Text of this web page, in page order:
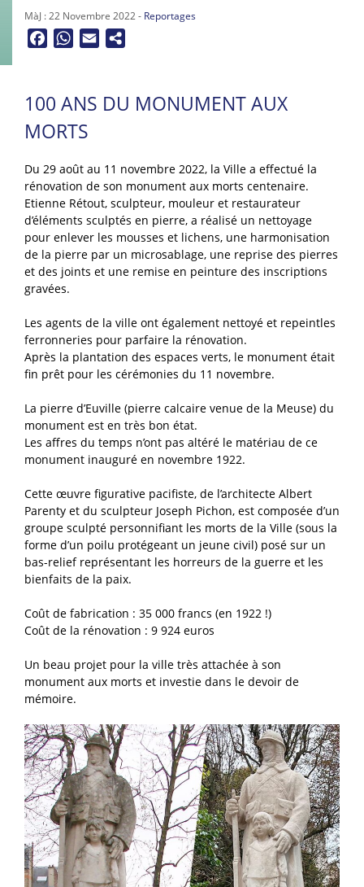
MàJ : 22 Novembre 2022 - Reportages
FacebookWhatsApp
Email
100 ANS DU MONUMENT AUX
MORTS
Du 29 août au 11 novembre 2022, la Ville a effectué la
rénovation de son monument aux morts centenaire.
Etienne Rétout, sculpteur, mouleur et restaurateur
d’éléments sculptés en pierre, a réalisé un nettoyage
pour enlever les mousses et lichens, une harmonisation
de la pierre par un microsablage, une reprise des pierres
et des joints et une remise en peinture des inscriptions
gravées.
Les agents de la ville ont également nettoyé et repeintles
ferronneries pour parfaire la rénovation.
Après la plantation des espaces verts, le monument était
fin prêt pour les cérémonies du 11 novembre.
La pierre d’Euville (pierre calcaire venue de la Meuse) du
monument est en très bon état.
Les affres du temps n’ont pas altéré le matériau de ce
monument inauguré en novembre 1922.
Cette œuvre figurative pacifiste, de l’architecte Albert
Parenty et du sculpteur Joseph Pichon, est composée d’un
groupe sculpté personnifiant les morts de la Ville (sous la
forme d’un poilu protégeant un jeune civil) posé sur un
bas-relief représentant les horreurs de la guerre et les
bienfaits de la paix.
Coût de fabrication : 35 000 francs (en 1922 !)
Coût de la rénovation : 9 924 euros
Un beau projet pour la ville très attachée à son
monument aux morts et investie dans le devoir de
mémoire.